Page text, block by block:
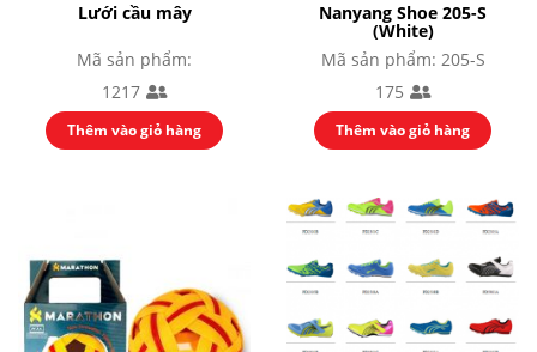
Lưới cầu mây
Mã sản phẩm:
1217
Thêm vào giỏ hàng
Nanyang Shoe 205-S
(White)
Mã sản phẩm: 205-S
175
Thêm vào giỏ hàng